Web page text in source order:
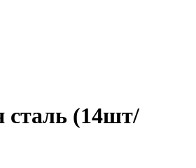
сталь (14шт/